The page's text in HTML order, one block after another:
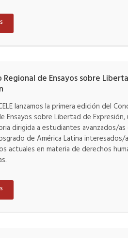
Regional de Ensayos sobre
lanzamos la primera edición del
Ensayos sobre Libertad de Expresión,
dirigida a estudiantes avanzados/as
de América Latina interesados/
actuales en materia de derechos